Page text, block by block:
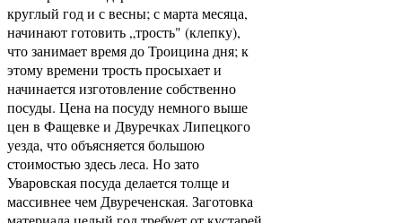
круглый год и с весны; с марта месяца,
начинают готовить „трость" (клепку),
что занимает время до Троицина дня; к
этому времени трость просыхает и
начинается изготовление собственно
посуды. Цена на посуду немного выше
цен в Фащевке и Двуречках Липецкого
уезда, что объясняется большою
стоимостью здесь леса. Но зато
Уваровская посуда делается толще и
массивнее чем Двуреченская. Заготовка